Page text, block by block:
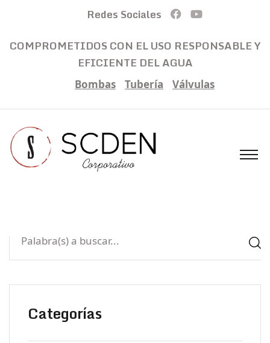
Redes Sociales
COMPROMETIDOS CON EL USO RESPONSABLE Y
EFICIENTE DEL AGUA
Bombas Tubería Válvulas
Categorías